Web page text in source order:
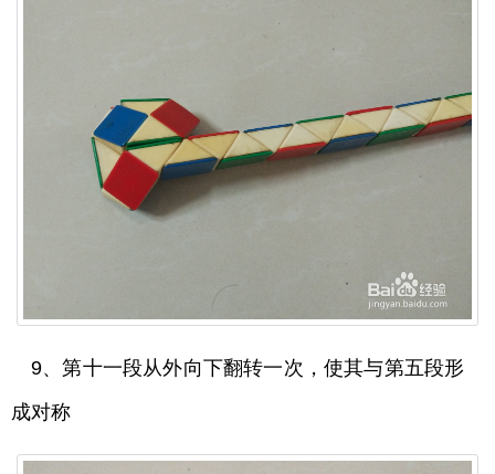
9、第十一段从外向下翻转一次，使其与第五段形
成对称